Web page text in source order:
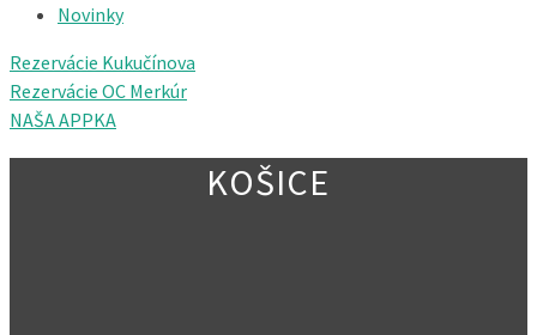
Novinky
Rezervácie Kukučínova
Rezervácie OC Merkúr
NAŠA APPKA
KOŠICE